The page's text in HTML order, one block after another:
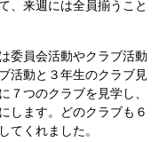
、来週には全員揃うこと
委員会活動やクラブ活動
活動と３年生のクラブ見
７つのクラブを見学し、
します。どのクラブも６
てくれました。